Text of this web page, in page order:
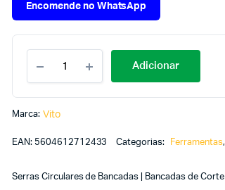
Encomende no WhatsApp
Adicionar
Marca: Vito
EAN: 5604612712433 Categorias: Ferramentas,
Serras Circulares de Bancadas | Bancadas de Corte